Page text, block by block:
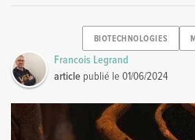
BIOTECHNOLOGIES
Francois Legrand
article publié le01/06/2024